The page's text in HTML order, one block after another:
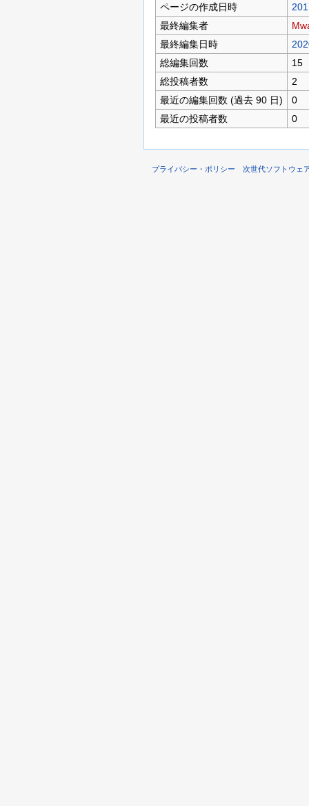
ページの作成日時
最終編集者
最終編集日時
総編集回数
15
総投稿者数
2
最近の編集回数 (過去 90 日)
0
最近の投稿者数
0
プライバシー・ポリシー 次世代ソフトウェ